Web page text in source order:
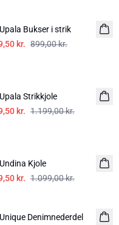
Bukser i strik
kr. 899,00 kr.
Strikkjole
kr. 1.199,00 kr.
Kjole
kr. 1.099,00 kr.
Denimnederdel